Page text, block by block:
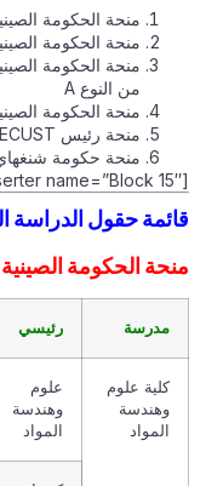
منحة الحكومة الصينية
منحة الحكومة
منحة الحكومة
من النوع A
منحة الحكومة الصينية
منحة رئيس ECUST (دكتوراه)
منحة حكومة شنغهاي
حقول الدراسة
الحكومة الصينية –
مدرسة رئيسي
كلية علوم
وهندسة
المواد
علوم
وهندسة
المواد